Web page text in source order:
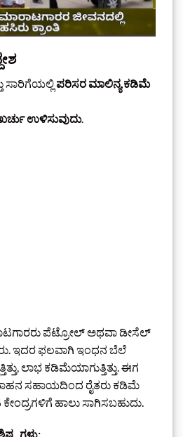
ಸಾರಿಗೆಯಲ್ಲಿ ಪರಿಸರ ಮಾಲಿನ್ಯ ಕಡಿಮೆ
ಉಳಿಸುವುದು.
ಪೆಟ್ರೋಲ್ ಅಥವಾ ಡೀಸೆಲ್
ಇದರ ಫಲವಾಗಿ ಇಂಧನ ಬೆಲೆ
ಲಾಭ ಕಡಿಮೆಯಾಗುತ್ತಿತ್ತು. ಈಗ
ವಾಹನ ಸಹಾಯದಿಂದ ರೈತರು ಕಡಿಮೆ
ಹಾಲು ಸಾಗಿಸಬಹುದು.